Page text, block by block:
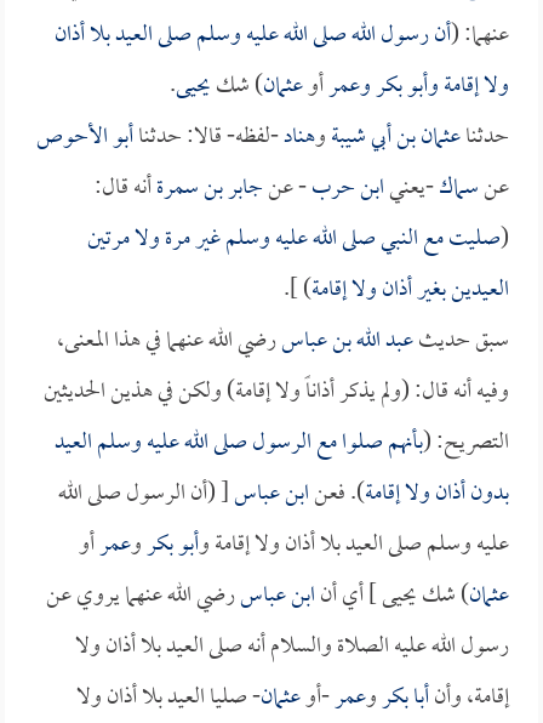
عنهما: (أن رسول الله صلى الله عليه وسلم صلى العيد بلا أذان
ولا إقامة وأبو بكروعمرأوعثمان) شكيحيى.
حدثناعثمان بن أبي شيبةوهناد-لفظه- قالا: حدثناأبو الأحوص
عنسماك-يعنيابن حرب- عنجابر بن سمرةأنه قال:
(صليت مع النبي صلى الله عليه وسلم غير مرة ولا مرتين
العيدين بغير أذان ولا إقامة) ].
سبق حديثعبد الله بن عباسرضي الله عنهما في هذا المعنى،
وفيه أنه قال: (ولم يذكر أذاناً ولا إقامة) ولكن في هذين الحديثين
التصريح: (بأنهم صلوا مع الرسول صلى الله عليه وسلم العيد
بدون أذان ولا إقامة). فعنابن عباس[ (أن الرسول صلى الله
عليه وسلم صلى العيد بلا أذان ولا إقامة وأبو بكروعمرأو
عثمان) شك يحيى ] أي أنابن عباسرضي الله عنهما يروي عن
رسول الله عليه الصلاة والسلام أنه صلى العيد بلا أذان ولا
إقامة، وأنأبا بكروعمر-أوعثمان- صليا العيد بلا أذان ولا